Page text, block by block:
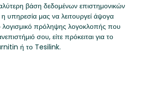
βάση δεδομένων επιστημονικών
υπηρεσία μας να λειτουργεί άψογα
λογισμικό πρόληψης λογοκλοπής που
σου, είτε πρόκειται για το
ή το Tesilink.